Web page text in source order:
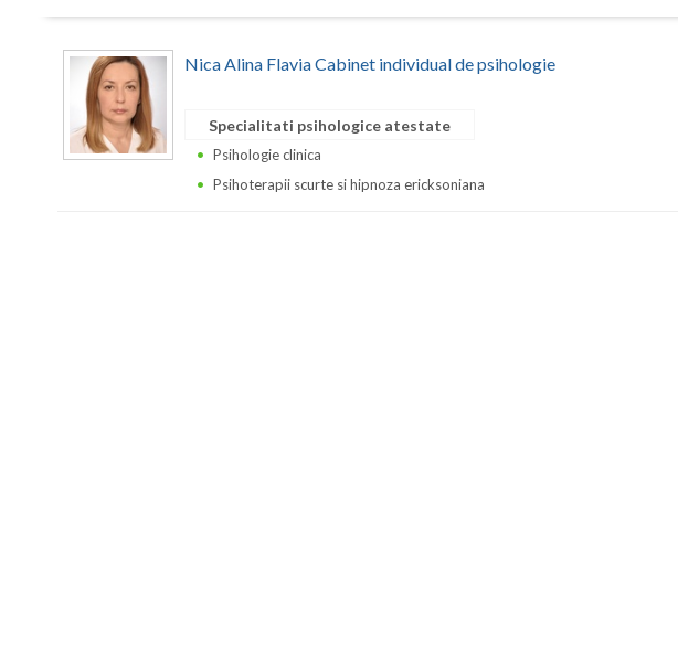
Nica Alina Flavia Cabinet individual de psihologie
Specialitati psihologice atestate
Psihologie clinica
Psihoterapii scurte si hipnoza ericksoniana